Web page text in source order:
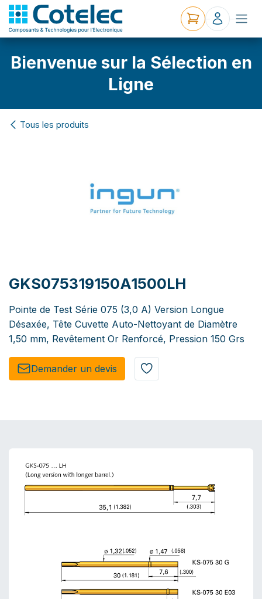
Bienvenue sur la Sélection en
Ligne
Tous les produits
GKS075319150A1500LH
Pointe de Test Série 075 (3,0 A) Version Longue
Désaxée, Tête Cuvette Auto-Nettoyant de Diamètre
1,50 mm, Revêtement Or Renforcé, Pression 150 Grs
Demander un de​​vis​​